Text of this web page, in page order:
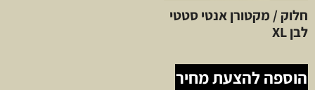
חלוק / מקטורן אנטי סטטי
לבן XL
הוספה להצעת מחיר